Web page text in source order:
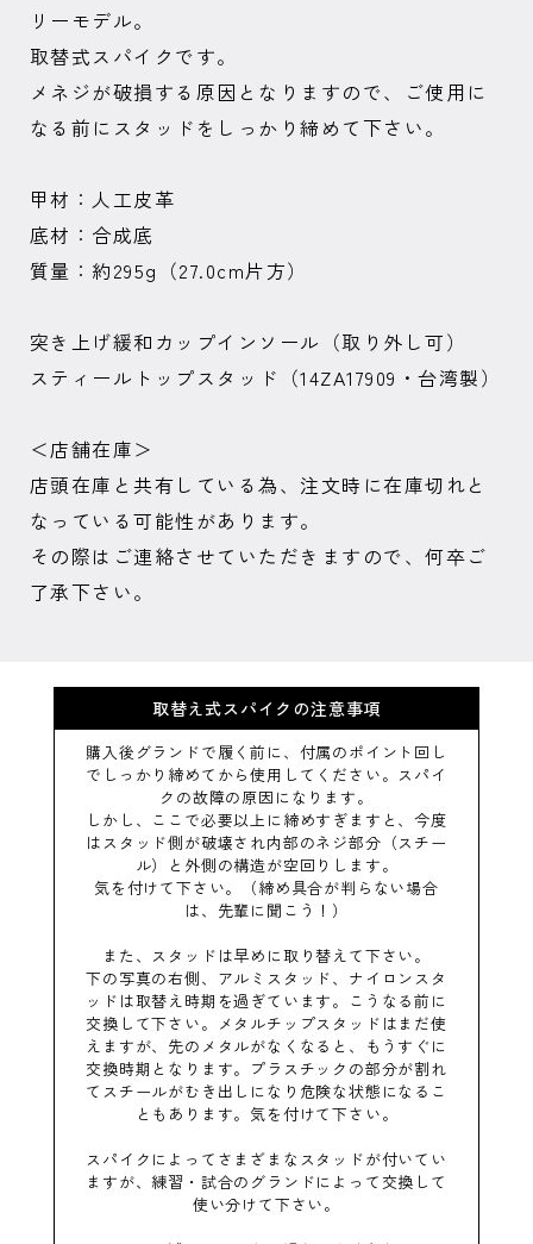
リーモデル。
取替式スパイクです。
メネジが破損する原因となりますので、ご使用に
なる前にスタッドをしっかり締めて下さい。
甲材：人工皮革
底材：合成底
質量：約295g（27.0cm片方）
突き上げ緩和カップインソール（取り外し可）
スティールトップスタッド（14ZA17909・台湾製）
＜店舗在庫＞
店頭在庫と共有している為、注文時に在庫切れと
なっている可能性があります。
その際はご連絡させていただきますので、何卒ご
了承下さい。
取替え式スパイクの注意事項
購入後グランドで履く前に、付属のポイント回し
でしっかり締めてから使用してください。スパイ
クの故障の原因になります。
しかし、ここで必要以上に締めすぎますと、今度
はスタッド側が破壊され内部のネジ部分（スチー
ル）と外側の構造が空回りします。
気を付けて下さい。（締め具合が判らない場合
は、先輩に聞こう！）
また、スタッドは早めに取り替えて下さい。
下の写真の右側、アルミスタッド、ナイロンスタ
ッドは取替え時期を過ぎています。こうなる前に
交換して下さい。メタルチップスタッドはまだ使
えますが、先のメタルがなくなると、もうすぐに
交換時期となります。プラスチックの部分が割れ
てスチールがむき出しになり危険な状態になるこ
ともあります。気を付けて下さい。
スパイクによってさまざまなスタッドが付いてい
ますが、練習・試合のグランドによって交換して
使い分けて下さい。